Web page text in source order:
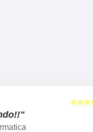
5
☆☆☆☆☆